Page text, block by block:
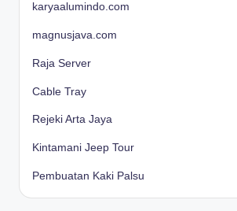
karyaalumindo.com
magnusjava.com
Raja Server
Cable Tray
Rejeki Arta Jaya
Kintamani Jeep Tour
Pembuatan Kaki Palsu